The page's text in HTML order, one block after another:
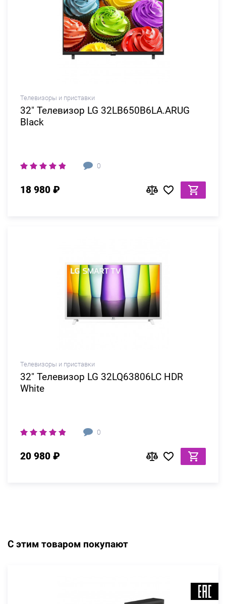
Телевизоры и приставки
32" Телевизор LG 32LB650B6LA.ARUG
Black
0
18 980 ₽
Телевизоры и приставки
32" Телевизор LG 32LQ63806LC HDR
White
0
20 980 ₽
С этим товаром покупают